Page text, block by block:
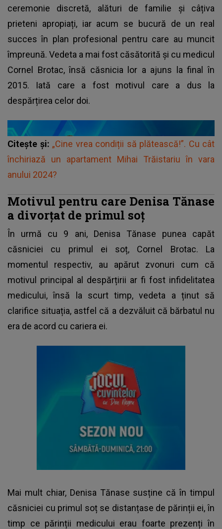
ceremonie discretă, alături de familie și câțiva
prieteni apropiați, iar acum se bucură de un real
succes în plan profesional pentru care au muncit
împreună. Vedeta a mai fost căsătorită și cu medicul
Cornel Brotac, însă căsnicia lor a ajuns la final în
2015. Iată care a fost motivul care a dus la
despărțirea celor doi.
Citește și: „Cine vrea condiții să plătească!”. Cu cât
închiriază un apartament Mihai Trăistariu în vara
anului 2024?
Motivul pentru care Denisa Tănase
a divorțat de primul soț
În urmă cu 9 ani, Denisa Tănase punea capăt
căsniciei cu primul ei soț, Cornel Brotac. La
momentul respectiv, au apărut zvonuri cum că
motivul principal al despărțirii ar fi fost infidelitatea
medicului, însă la scurt timp, vedeta a ținut să
clarifice situația, astfel că a dezvăluit că bărbatul nu
era de acord cu cariera ei.
Mai mult chiar, Denisa Tănase susține că în timpul
căsniciei cu primul soț se distanțase de părinții ei, în
timp ce părinții medicului erau foarte prezenți în